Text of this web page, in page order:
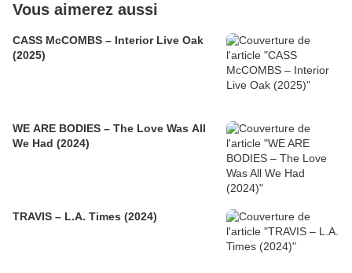
Vous aimerez aussi
CASS McCOMBS – Interior Live Oak
(2025)
WE ARE BODIES – The Love Was All
We Had (2024)
TRAVIS – L.A. Times (2024)